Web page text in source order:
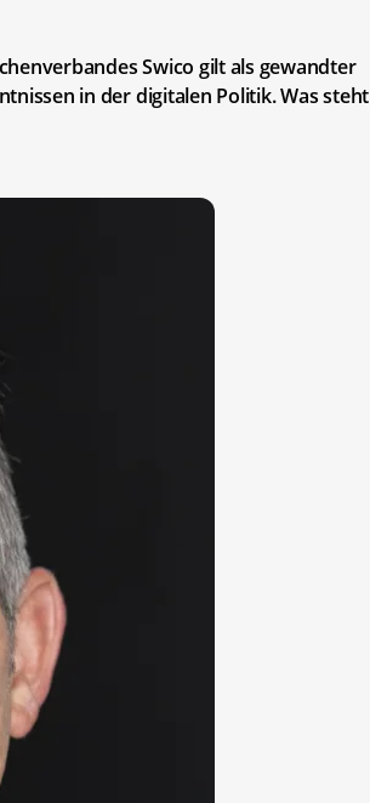
Swico gilt als gewandter
in der digitalen Politik. Was steht